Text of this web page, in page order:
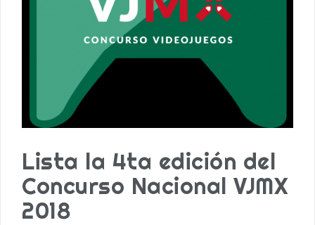
Lista la 4ta edición del
Concurso Nacional VJMX
2018